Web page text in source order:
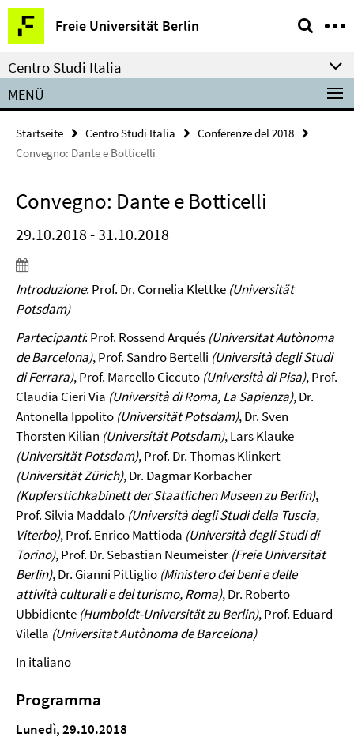
Springe
direkt
zu
Inhalt
Freie Universität Berlin
Service-
Navigation
Centro Studi Italia
MENÜ
Startseite Centro Studi Italia
Conferenze del 2018
Convegno: Dante e Botticelli
Convegno: Dante e Botticelli
29.10.2018 - 31.10.2018
Introduzione: Prof. Dr. Cornelia Klettke (Universität
Potsdam)
Partecipanti: Prof. Rossend Arqués (Universitat Autònoma
de Barcelona), Prof. Sandro Bertelli (Università degli Studi
di Ferrara), Prof. Marcello Ciccuto (Università di Pisa), Prof.
Claudia Cieri Via (Università di Roma, La Sapienza), Dr.
Antonella Ippolito (Universität Potsdam), Dr. Sven
Thorsten Kilian (Universität Potsdam), Lars Klauke
(Universität Potsdam), Prof. Dr. Thomas Klinkert
(Universität Zürich), Dr. Dagmar Korbacher
(Kupferstichkabinett der Staatlichen Museen zu Berlin),
Prof. Silvia Maddalo (Università degli Studi della Tuscia,
Viterbo), Prof. Enrico Mattioda (Università degli Studi di
Torino), Prof. Dr. Sebastian Neumeister (Freie Universität
Berlin), Dr. Gianni Pittiglio (Ministero dei beni e delle
attività culturali e del turismo, Roma), Dr. Roberto
Ubbidiente (Humboldt-Universität zu Berlin), Prof. Eduard
Vilella (Universitat Autònoma de Barcelona)
In italiano
Programma
Lunedì, 29.10.2018